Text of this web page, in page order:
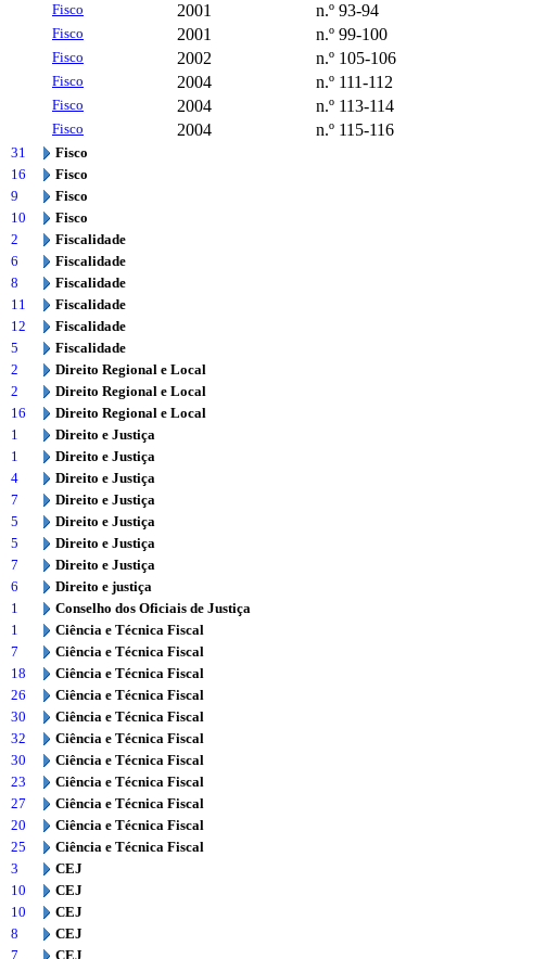
Fisco 2001 n.º 93-94
Fisco 2001 n.º 99-100
Fisco 2002 n.º 105-106
Fisco 2004 n.º 111-112
Fisco 2004 n.º 113-114
Fisco 2004 n.º 115-116
31
Fisco
16
Fisco
9
Fisco
10
Fisco
2
Fiscalidade
6
Fiscalidade
8
Fiscalidade
11
Fiscalidade
12
Fiscalidade
5
Fiscalidade
2
Direito Regional e Local
2
Direito Regional e Local
16
Direito Regional e Local
1
Direito e Justiça
1
Direito e Justiça
4
Direito e Justiça
7
Direito e Justiça
5
Direito e Justiça
5
Direito e Justiça
7
Direito e Justiça
6
Direito e justiça
1
Conselho dos Oficiais de Justiça
1
Ciência e Técnica Fiscal
7
Ciência e Técnica Fiscal
18
Ciência e Técnica Fiscal
26
Ciência e Técnica Fiscal
30
Ciência e Técnica Fiscal
32
Ciência e Técnica Fiscal
30
Ciência e Técnica Fiscal
23
Ciência e Técnica Fiscal
27
Ciência e Técnica Fiscal
20
Ciência e Técnica Fiscal
25
Ciência e Técnica Fiscal
3
CEJ
10
CEJ
10
CEJ
8
CEJ
7
CEJ